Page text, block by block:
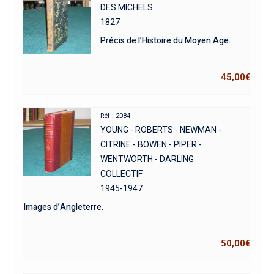
DES MICHELS
1827
Précis de l’Histoire du Moyen Age.
45,00€
Réf : 2084
YOUNG - ROBERTS - NEWMAN -
CITRINE - BOWEN - PIPER -
WENTWORTH - DARLING
COLLECTIF
1945-1947
Images d’Angleterre.
50,00€